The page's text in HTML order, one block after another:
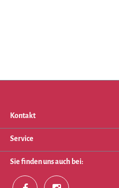
Kontakt
Service
Sie finden uns auch bei: